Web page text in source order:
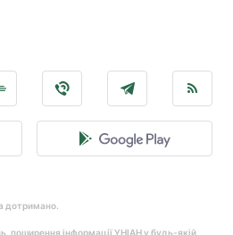
дотримано.
поширення інформації УНІАН у будь-якій